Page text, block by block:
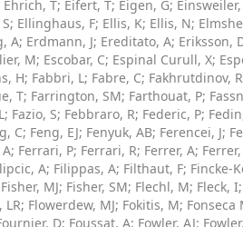
Ehrich, T; Eifert, T; Eigen, G;
; Ellinghaus, F; Ellis, K; Ellis, N;
A; Erdmann, J; Ereditato, A; Eriksson,
M; Escobar, C; Espinal Curull, X;
H; Fabbri, L; Fabre, C; Fakhrutdinov,
T; Farrington, SM; Farthouat, P;
; Fazio, S; Febbraro, R; Federic, P;
C; Feng, EJ; Fenyuk, AB; Ferencei, J;
; Ferrari, P; Ferrari, R; Ferrer, A;
A; Filippas, A; Filthaut, F; Fincke-
Fisher, MJ; Fisher, SM; Flechl, M; Fleck, I;
LR; Flowerdew, MJ; Fokitis, M; Fonseca
D; Foussat, A; Fowler, AJ;